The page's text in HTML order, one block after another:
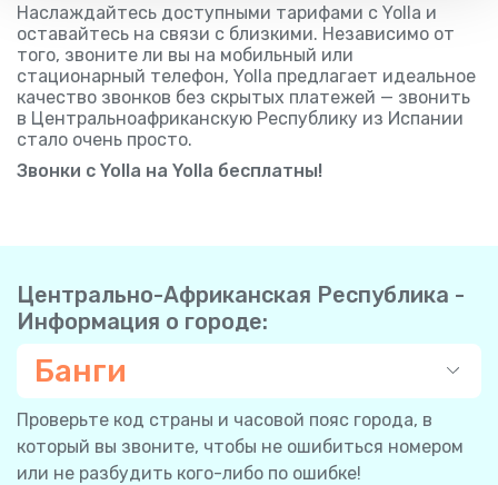
Наслаждайтесь доступными тарифами с Yolla и
оставайтесь на связи с близкими. Независимо от
того, звоните ли вы на мобильный или
стационарный телефон, Yolla предлагает идеальное
качество звонков без скрытых платежей — звонить
в Центральноафриканскую Республику из Испании
стало очень просто.
Звонки с Yolla на Yolla бесплатны!
Центрально-Африканская Республика -
Информация о городе:
Банги
Проверьте код страны и часовой пояс города, в
который вы звоните, чтобы не ошибиться номером
или не разбудить кого-либо по ошибке!